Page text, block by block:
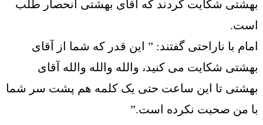
بهشتی شکایت کردند که آقای بهشتی انحصار طلب
است‌‌‌.
امام با ناراحتی گفتند: ” این قدر که شما از آقای
بهشتی شکایت می کنید، والله والله والله آقای
بهشتی تا این ساعت حتی یک کلمه هم پشت سر شما
با من صحبت نکرده است.”